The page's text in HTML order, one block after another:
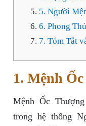
5. Người
6. Phong
7. Tóm Tắt
1. Mệnh
Mệnh Ốc
trong hệ thống